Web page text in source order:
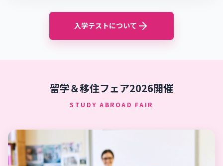
入学テストについて
留学＆移住フェア2026開催
STUDY ABROAD FAIR